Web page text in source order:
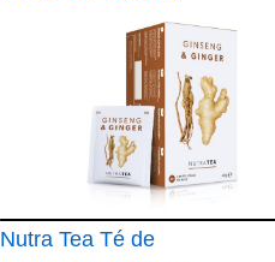
Nutra Tea Té de